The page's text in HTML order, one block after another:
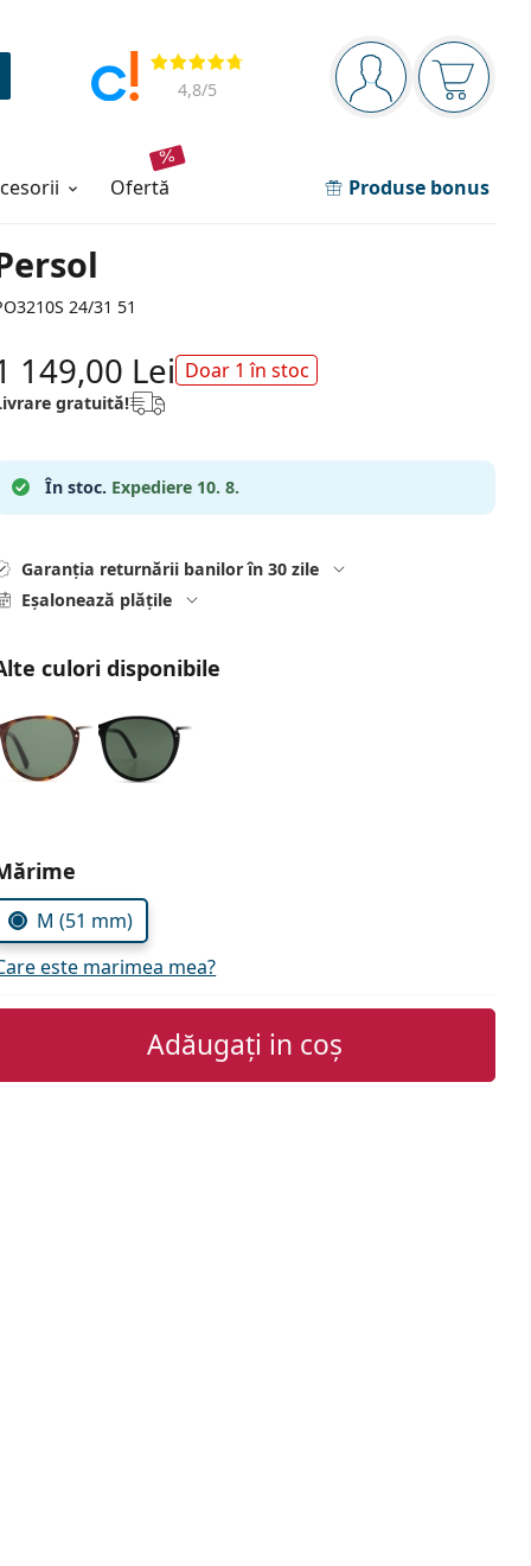
Panou de navigare
Sunteți logat
Coșul
Opinii
4,8/5
ofertă Produse bonus
24/31 51
149,00 Lei Doar 1 în stoc
gratuită!
În stoc. Expediere 10. 8.
Garanția returnării banilor în 30 zile
Eșalonează plățile
culori disponibile
parametrii
M (51 mm)
este marimea mea?
Adăugați in coș